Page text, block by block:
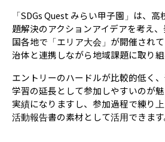
「SDGs Quest みらい甲子園」は、
題解決のアクションアイデアを考え
国各地で「エリア大会」が開催され
治体と連携しながら地域課題に取り組
エントリーのハードルが比較的低く
学習の延長として参加しやすいのが
実績になりますし、参加過程で練り
活動報告書の素材として活用できます